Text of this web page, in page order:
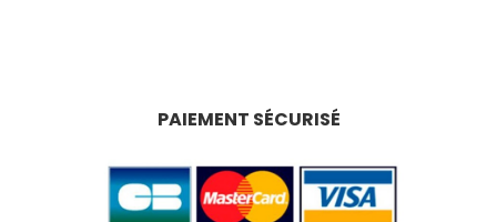
PAIEMENT SÉCURISÉ